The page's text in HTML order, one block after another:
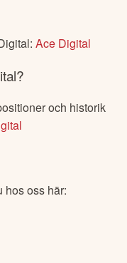
:Ace Digital
?
och historik
hos oss här: